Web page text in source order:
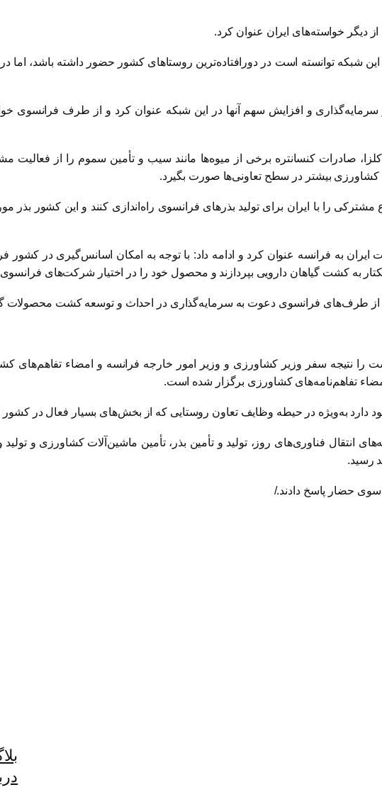
دیگر خواسته‌های ایران عنوان کرد.
شبکه توانسته است در دورافتاده‌ترین روستاهای کشور حضور داشته باشد، اما
و افزایش سهم آنها در این شبکه عنوان کرد و از طرف فرانسوی
صادرات کنسانتره برخی از میوه‌ها مانند سیب و تأمین سموم را از فعالیت
کشاورزی بیشتر در سطح تعاونی‌ها صورت بگیرد.
را با ایران برای تولید بذرهای فرانسوی راه‌اندازی کنند و این کشور بذر مورد
به فرانسه عنوان کرد و ادامه داد: با توجه به امکان اسانس‌گیری در کشور
از طرف‌های فرانسوی دعوت به سرمایه‌گذاری در احداث و توسعه کشت محصولات
را نتیجه سفر وزیر کشاورزی و وزیر امور خارجه فرانسه و امضاء تفاهم‌های
تفاهم‌نامه‌های کشاورزی برگزار شده است.
دارد به‌ویژه در حیطه وظایف تعاون روستایی که از بخش‌های بسیار فعال در کشور
انتقال فناوری‌های روز، تولید و تأمین بذر، تأمین ماشین‌آلات کشاورزی و
رسید.
حضار پاسخ دادند./